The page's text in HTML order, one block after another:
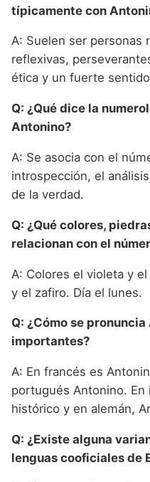
típicamente con
A: Suelen ser personas
reflexivas,
ética y un fuerte
Q: ¿Qué dice la
Antonino?
A: Se asocia con el
introspección, el
de la verdad.
Q: ¿Qué colores,
relacionan con el
A: Colores el violeta y
y el zafiro. Día el lunes.
Q: ¿Cómo se
importantes?
A: En francés es
portugués Antonino.
histórico y en alemán,
Q: ¿Existe alguna
lenguas cooficiales de